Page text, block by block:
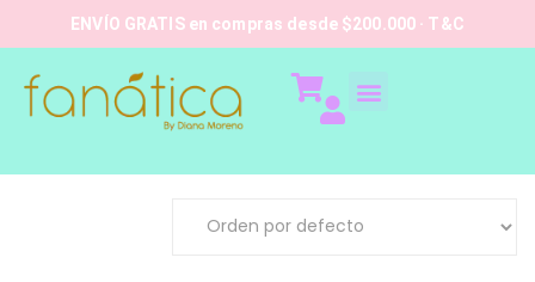
ENVÍO GRATIS en compras desde $200.000 · T&C